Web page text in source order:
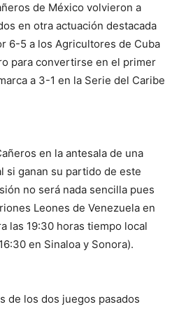
de México volvieron a
en otra actuación destacada
6-5 a los Agricultores de Cuba
para convertirse en el primer
a 3-1 en la Serie del Caribe
en la antesala de una
si ganan su partido de este
no será nada sencilla pues
Leones de Venezuela en
las 19:30 horas tiempo local
en Sinaloa y Sonora).
de los dos juegos pasados